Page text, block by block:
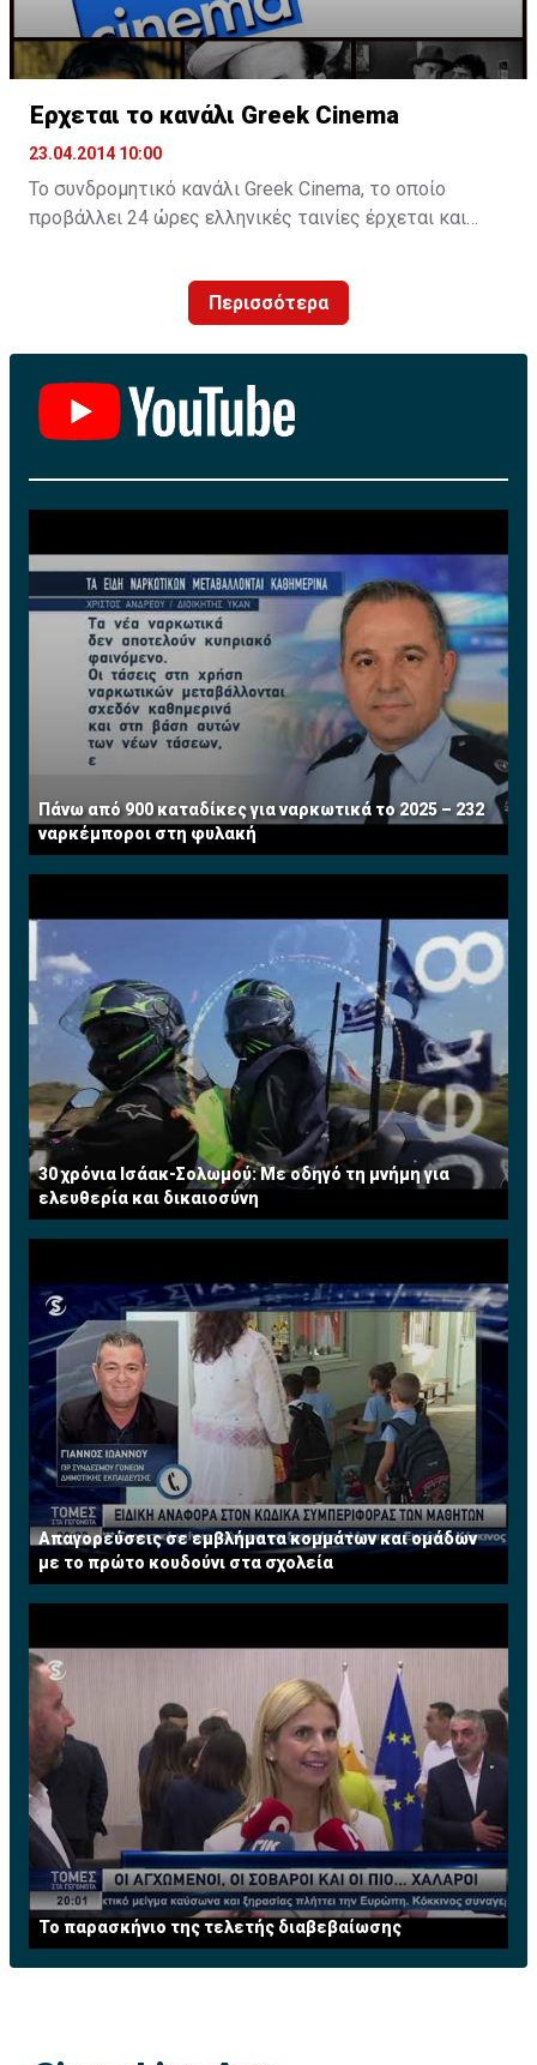
Έρχεται το κανάλι Greek Cinema
23.04.2014 10:00
Το συνδρομητικό κανάλι Greek Cinema, το οποίο
προβάλλει 24 ώρες ελληνικές ταινίες έρχεται και
Το θεματικό κανάλι θα είναι και στην Κύπρο
συνδρομητικό και φτάνει στη χώρα μέσω γνωστού
επιχειρηματία που ασχολείται για χρόνια με τον χώρο
της τηλεόρασης.
Τονίζεται ότι εντός των ημερών θα υπογραφεί η
σχετική συμφωνία στην Ελλάδα για να ανοίξει ο
Η κάθοδος του Greek Cinema στην Κύπρο έρχεται σε
μια περίοδο που ο πόλεμος των τηλεοπτικών
πλατφόρμων εντείνεται με σκοπό βεβαίως την
κυριαρχία στην τοπική αγορά. Η εξασφάλιση των
δικαιωμάτων του Greek Cinema θα δώσει τη δική του
διάσταση στο ανταγωνιστικό περιβάλλον, ανάλογα με
την πλατφόρμα που θα προβάλλεται το κανάλι με τον
Περισσότερα
Πάνω από 900 καταδίκες για ναρκωτικά το 2025 – 232
ναρκέμποροι στη φυλακή
30 χρόνια Ισάακ-Σολωμού: Με οδηγό τη μνήμη για
ελευθερία και δικαιοσύνη
Απαγορεύσεις σε εμβλήματα κομμάτων και ομάδων
με το πρώτο κουδούνι στα σχολεία
Το παρασκήνιο της τελετής διαβεβαίωσης